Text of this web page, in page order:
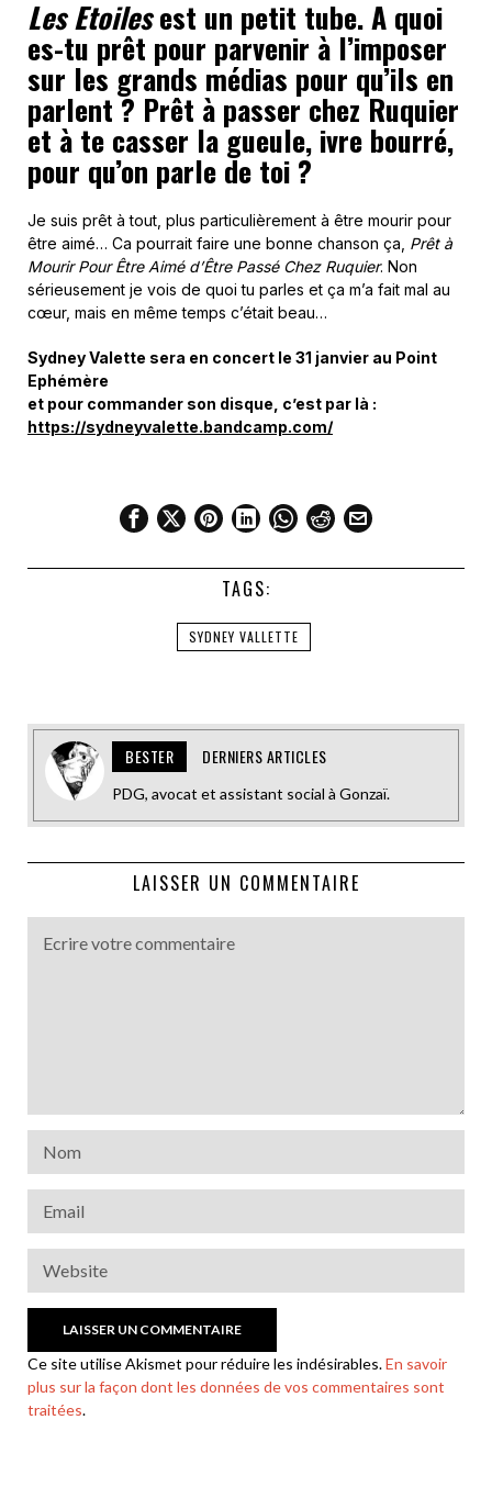
Les Etoilesest un petit tube. A quoi
es-tu prêt pour parvenir à l’imposer
sur les grands médias pour qu’ils en
parlent ? Prêt à passer chez Ruquier
et à te casser la gueule, ivre bourré,
pour qu’on parle de toi ?
Je suis prêt à tout, plus particulièrement à être mourir pour
être aimé… Ca pourrait faire une bonne chanson ça, Prêt à
Mourir Pour Être Aimé d’Être Passé Chez Ruquier. Non
sérieusement je vois de quoi tu parles et ça m’a fait mal au
cœur, mais en même temps c’était beau…
Sydney Valette sera en concert le 31 janvier au Point
Ephémère
et pour commander son disque, c’est par là :
https://sydneyvalette.bandcamp.com/
TAGS:
SYDNEY VALLETTE
BESTER DERNIERS ARTICLES
PDG, avocat et assistant social à Gonzaï.
LAISSER UN COMMENTAIRE
Ce site utilise Akismet pour réduire les indésirables.En savoir
plus sur la façon dont les données de vos commentaires sont
traitées.